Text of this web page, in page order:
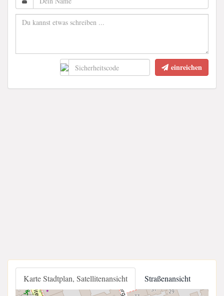
einreichen
Karte Stadtplan, Satellitenansicht Straßenansicht